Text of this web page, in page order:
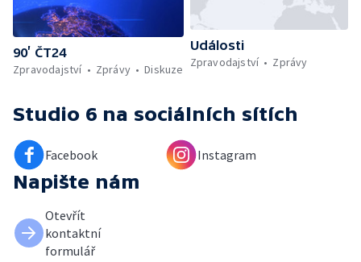
90’ ČT24
Zpravodajství
Zprávy Diskuze
Události
Zpravodajství
Zprávy
Studio 6 na sociálních sítích
Facebook Instagram
Napište nám
Otevřít
kontaktní
formulář